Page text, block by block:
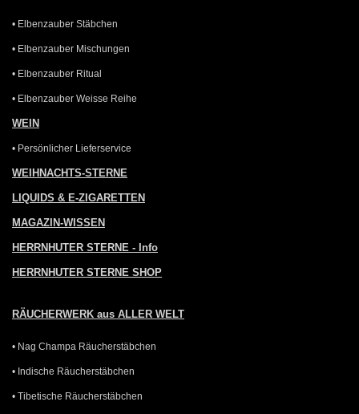
• Elbenzauber Stäbchen
• Elbenzauber Mischungen
• Elbenzauber Ritual
• Elbenzauber Weisse Reihe
WEIN
• Persönlicher Lieferservice
WEIHNACHTS-STERNE
LIQUIDS & E-ZIGARETTEN
MAGAZIN-WISSEN
HERRNHUTER STERNE - Info
HERRNHUTER STERNE SHOP
RÄUCHERWERK aus ALLER WELT
• Nag Champa Räucherstäbchen
• Indische Räucherstäbchen
• Tibetische Räucherstäbchen